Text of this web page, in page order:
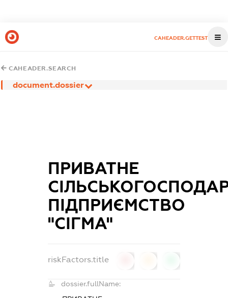
CAHEADER.GETTEST
CAHEADER.SEARCH
document.dossier
ПРИВАТНЕ
ПІДПРИЄМСТВО
"СІГМА"
riskFactors.title
dossier.fullName: